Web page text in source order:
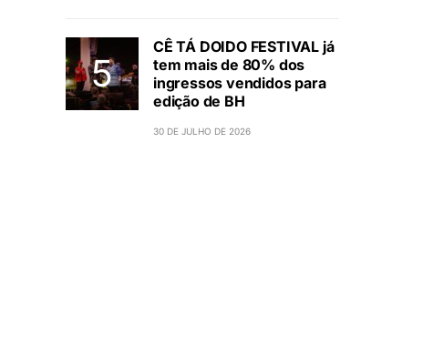
CÊ TÁ DOIDO FESTIVAL já
tem mais de 80% dos
ingressos vendidos para
edição de BH
30 DE JULHO DE 2026